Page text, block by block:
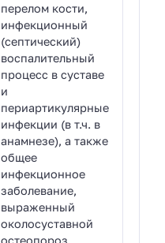
перелом кости,
инфекционный
(септический)
воспалительный
процесс в суставе
и
периартикулярные
инфекции (в т.ч. в
анамнезе), а также
общее
инфекционное
заболевание,
выраженный
околосуставной